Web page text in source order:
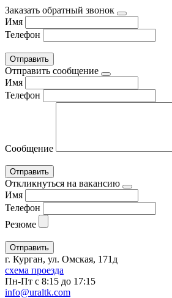
Заказать обратный звонок
Имя
Телефон
Отправить сообщение
Имя
Телефон
Сообщение
Откликнуться на вакансию
Имя
Телефон
Резюме
г. Курган, ул. Омская, 171д
схема проезда
Пн-Пт с 8:15 до 17:15
info@uraltk.com